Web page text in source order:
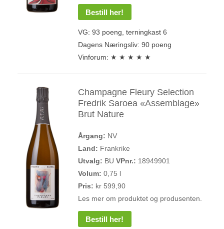
Bestill her!
VG: 93 poeng, terningkast 6
Dagens Næringsliv: 90 poeng
Vinforum: ★ ★ ★ ★ ★
Champagne Fleury Selection
Fredrik Saroea «Assemblage»
Brut Nature
Årgang: NV
Land: Frankrike
Utvalg: BU VPnr.: 18949901
Volum: 0,75 l
Pris: kr 599,90
Les mer om produktet og produsenten.
Bestill her!